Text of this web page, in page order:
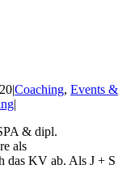
|Coaching, Events &
|
& dipl.
als
das KV ab. Als J + S